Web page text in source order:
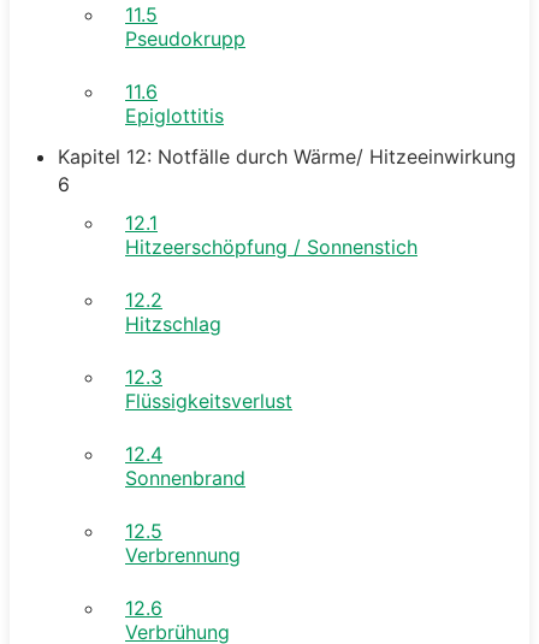
11.5
Pseudokrupp
11.6
Epiglottitis
Kapitel 12: Notfälle durch Wärme/ Hitzeeinwirkung
6
12.1
Hitzeerschöpfung / Sonnenstich
12.2
Hitzschlag
12.3
Flüssigkeitsverlust
12.4
Sonnenbrand
12.5
Verbrennung
12.6
Verbrühung